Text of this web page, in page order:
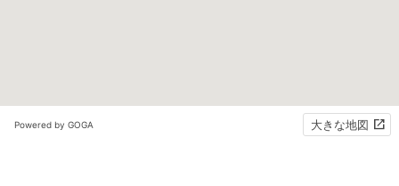
Powered by GOGA 大きな地図